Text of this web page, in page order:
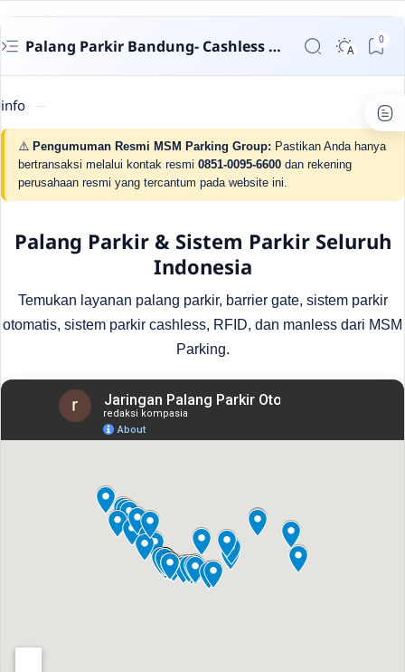
Palang Parkir Bandung- Cashless untuk Perumahan & Gedung | MSM Parking
info
⚠️ Pengumuman Resmi MSM Parking Group: Pastikan Anda hanya
bertransaksi melalui kontak resmi 0851-0095-6600 dan rekening
perusahaan resmi yang tercantum pada website ini.
Palang Parkir & Sistem Parkir Seluruh
Indonesia
Temukan layanan palang parkir, barrier gate, sistem parkir
otomatis, sistem parkir cashless, RFID, dan manless dari MSM
Parking.